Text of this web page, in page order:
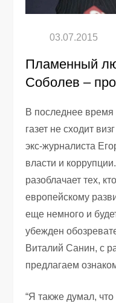
Пламенный
Соболев –
В последнее время
газет не сходит
экс-журналиста
власти и
разоблачает тех,
европейскому
еще немного и
убежден
Виталий Санин, с
предлагаем
“Я также думал,